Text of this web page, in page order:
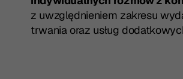
z uwzględnieniem zakresu
trwania oraz usług